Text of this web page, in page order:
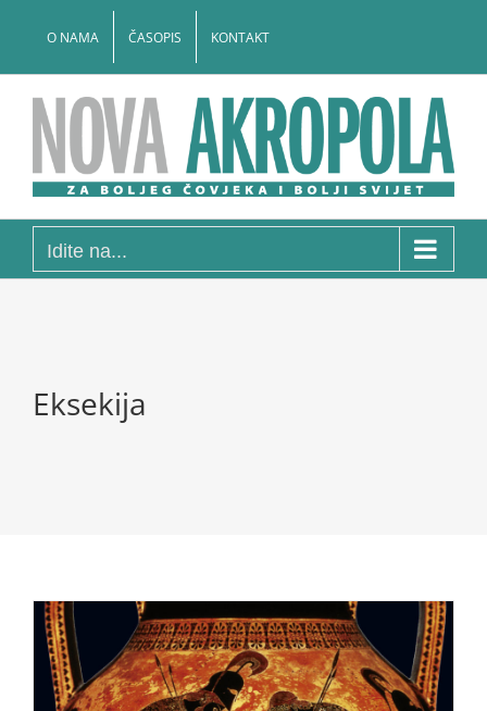
O NAMA ČASOPIS KONTAKT
Idite na...
Eksekija